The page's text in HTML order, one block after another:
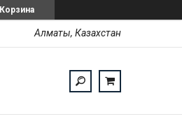
Корзина
Алматы, Казахстан